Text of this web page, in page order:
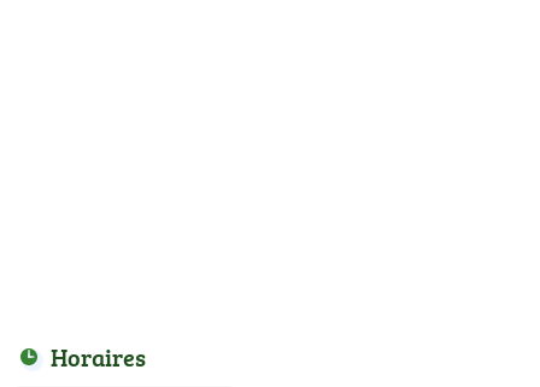
Horaires